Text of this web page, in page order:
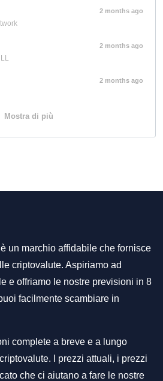
2 months ago
2 months ago
2 months ago
Mostra di più
un marchio affidabile che fornisce
criptovalute. Aspiriamo ad
e offriamo le nostre previsioni in 8
facilmente scambiare in
complete a breve e a lungo
I prezzi attuali, i prezzi
che ci aiutano a fare le nostre